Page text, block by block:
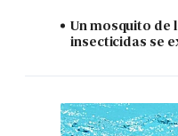
Un mosquito de
insecticidas se